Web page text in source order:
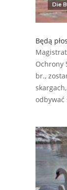
Die
Będą
Ochrony
br.,
odbywać